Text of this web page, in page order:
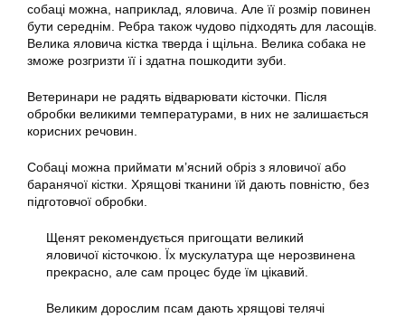
собаці можна, наприклад, яловича. Але її розмір повинен
бути середнім. Ребра також чудово підходять для ласощів.
Велика яловича кістка тверда і щільна. Велика собака не
зможе розгризти її і здатна пошкодити зуби.
Ветеринари не радять відварювати кісточки. Після
обробки великими температурами, в них не залишається
корисних речовин.
Собаці можна приймати м’ясний обріз з яловичої або
баранячої кістки. Хрящові тканини їй дають повністю, без
підготовчої обробки.
Щенят рекомендується пригощати великий
яловичої кісточкою. Їх мускулатура ще нерозвинена
прекрасно, але сам процес буде їм цікавий.
Великим дорослим псам дають хрящові телячі